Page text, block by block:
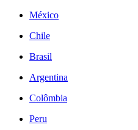
México
Chile
Brasil
Argentina
Colômbia
Peru